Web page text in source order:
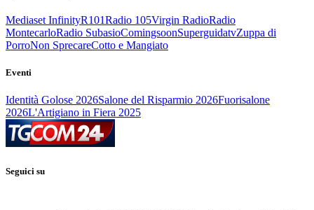
Mediaset InfinityR101Radio 105Virgin RadioRadio
MontecarloRadio SubasioComingsoonSuperguidatvZuppa di
PorroNon SprecareCotto e Mangiato
Eventi
Identità Golose 2026Salone del Risparmio 2026Fuorisalone
2026L'Artigiano in Fiera 2025
Seguici su